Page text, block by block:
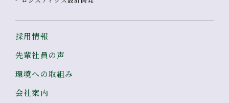
採用情報
先輩社員の声
環境への取組み
会社案内